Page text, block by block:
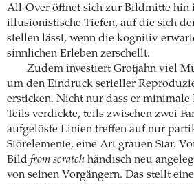
All-Over öffnet sich zur Bildmitte hin
illusionistische Tiefen, auf die sich
stellen lässt, wenn die kognitiv
sinnlichen Erleben zerschellt.
Zudem investiert Grotjahn viel
um den Eindruck serieller
ersticken. Nicht nur dass er minimale
Teils verdickte, teils zwischen zwei
aufgelöste Linien treffen auf nur
Störelemente, eine Art grauen Star.
Bild from scratch händisch neu
von seinen Vorgängern. Das stellt